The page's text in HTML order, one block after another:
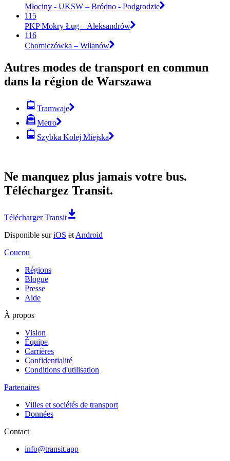
Młociny - UKSW – Bródno - Podgrodzie
115
PKP Mokry Ług – Aleksandrów
116
Chomiczówka – Wilanów
Autres modes de transport en commun
dans la région de Warszawa
Tramwaje
Metro
Szybka Kolej Miejska
Ne manquez plus jamais votre bus.
Téléchargez Transit.
Télécharger Transit
Disponible suriOS et Android
Coucou
Régions
Blogue
Presse
Aide
À propos
Vision
Équipe
Carrières
Confidentialité
Conditions d'utilisation
Partenaires
Villes et sociétés de transport
Données
Contact
info@transit.app